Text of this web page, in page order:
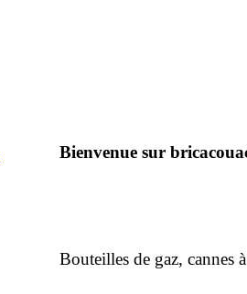
Bienvenue sur
Bouteilles de gaz, cannes